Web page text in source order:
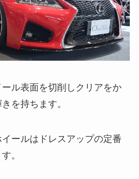
ル表面を切削しクリアをか
を持ちます。
イールはドレスアップの定番
。